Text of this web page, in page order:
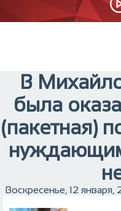
В
была
(пакетная)
Воскресенье, 12